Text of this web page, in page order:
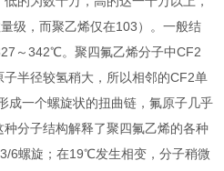
级，而聚乙烯仅在103）。一般结
～342℃。聚四氟乙烯分子中CF2
半径较氢稍大，所以相邻的CF2单
成一个螺旋状的扭曲链，氟原子几乎
分子结构解释了聚四氟乙烯的各种
6螺旋；在19℃发生相变，分子稍微